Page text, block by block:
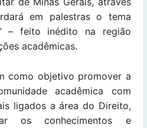
em palestras o tema
– feito inédito na região
acadêmicas.
como objetivo promover a
acadêmica com
ligados a área do Direito,
os conhecimentos e